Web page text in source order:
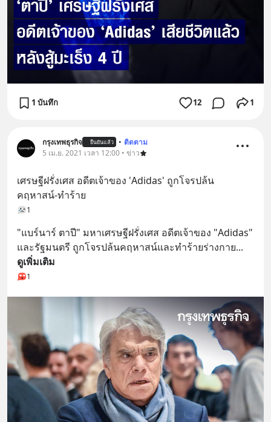
1 บันทึก 12 1
กรุงเทพธุรกิจ ยืนยันแล้ว • ติดตาม
5 เม.ย. 2021 เวลา 12:00 • ข่าว
เศรษฐีฝรั่งเศส อดีตเจ้าของ 'Adidas' ถูกโจรปล้น
คฤหาสน์-ทำร้าย
1
"แบร์นาร์ ตาปี" มหาเศรษฐีฝรั่งเศส อดีตเจ้าของ "Adidas"
และรัฐมนตรี ถูกโจรปล้นคฤหาสน์และทำร้ายร่างกาย...
ดูเพิ่มเติม
1